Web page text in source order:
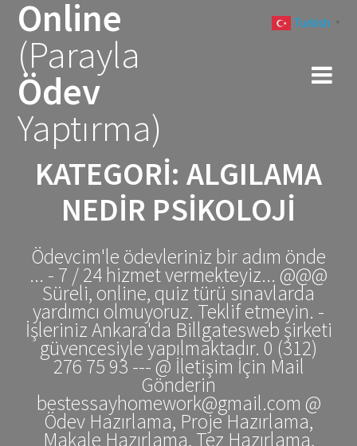
Online
(Parayla
Ödev
Yaptırma)
KATEGORI: ALGILAMA
NEDIR PSIKOLOJI
Ödevcim'le ödevleriniz bir adım önde
... - 7 / 24 hizmet vermekteyiz... @@@
Süreli, online, quiz türü sınavlarda
yardımcı olmuyoruz. Teklif etmeyin. -
İşleriniz Ankara'da Billgatesweb şirketi
güvencesiyle yapılmaktadır. 0 (312)
276 75 93 --- @ İletişim İçin Mail
Gönderin
bestessayhomework@gmail.com @
Ödev Hazırlama, Proje Hazırlama,
Makale Hazırlama, Tez Hazırlama,
Turkish ▼